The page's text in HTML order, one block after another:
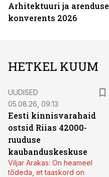
Arhitektuuri ja arenduse
konverents 2026
HETKEL KUUM
UUDISED
05.08.26, 09:13
Eesti kinnisvarahaid
ostsid Riias 42000-
ruuduse
kaubanduskeskuse
Viljar Arakas: On heameel
tõdeda, et taaskord on